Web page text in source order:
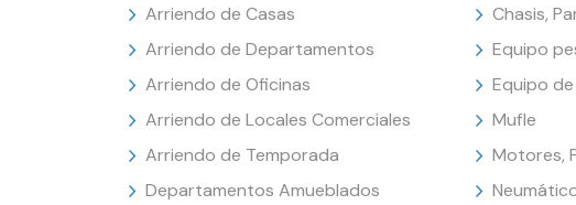
Arriendo de Casas
Arriendo de Departamentos
Arriendo de Oficinas
Arriendo de Locales Comerciales
Arriendo de Temporada
Departamentos Amueblados
Chasis,
Equipo
Equipo
Mufle
Motores,